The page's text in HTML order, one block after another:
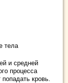
тела
и средней
процесса
кровь.